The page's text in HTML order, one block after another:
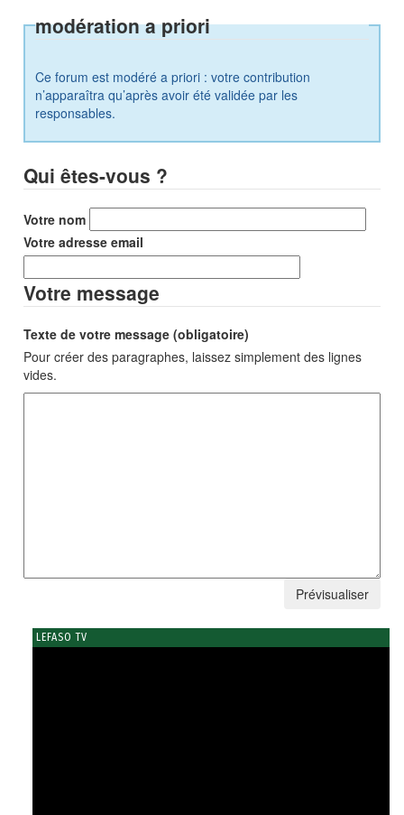
modération a priori
Ce forum est modéré a priori : votre contribution
n’apparaîtra qu’après avoir été validée par les
responsables.
Qui êtes-vous ?
Votre nom
Votre adresse email
Votre message
Texte de votre message (obligatoire)
Pour créer des paragraphes, laissez simplement des lignes
vides.
LEFASO TV